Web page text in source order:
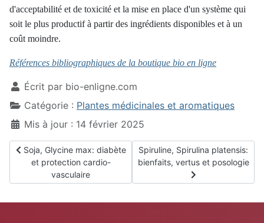
d'acceptabilité et de toxicité et la mise en place d'un système qui
soit le plus productif à partir des ingrédients disponibles et à un
coût moindre.
Références bibliographiques de la boutique bio en ligne
Écrit par bio-enligne.com
Catégorie : Plantes médicinales et aromatiques
Mis à jour : 14 février 2025
Article précédent : Soja, Glycine max: diabète et protection
Soja, Glycine max: diabète
et protection cardio-
vasculaire
Article suivant : Spiruline,
Spiruline, Spirulina platensis:
bienfaits, vertus et posologie